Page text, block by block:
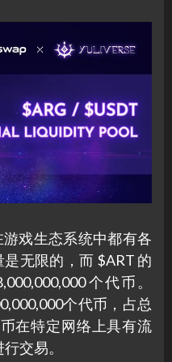
游戏生态系统中都有各
无限的，而 $ART 的
个代币。
个代币，占总
在特定网络上具有流
交易。